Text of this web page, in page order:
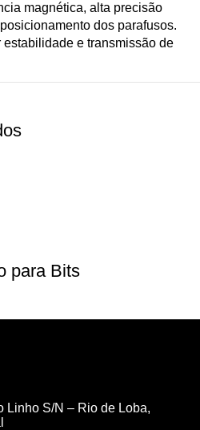
magnética, alta precisão
dos parafusos.
e transmissão de
para Bits
Linho S/N – Rio de Loba,